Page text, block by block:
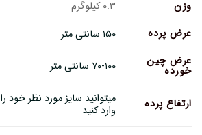
وزن
۰.۳ کیلوگرم
عرض پرده
۱۵۰ سانتی متر
عرض چین
خورده ۷۰-۱۰۰ سانتی متر
ارتفاع پرده میتوانید سایز مورد نظر خود
وارد کنید